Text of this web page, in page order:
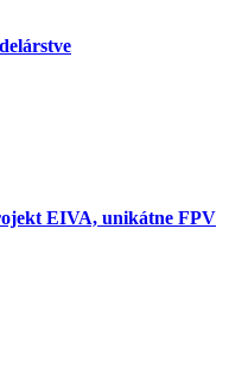
EIVA, unikátne FPV